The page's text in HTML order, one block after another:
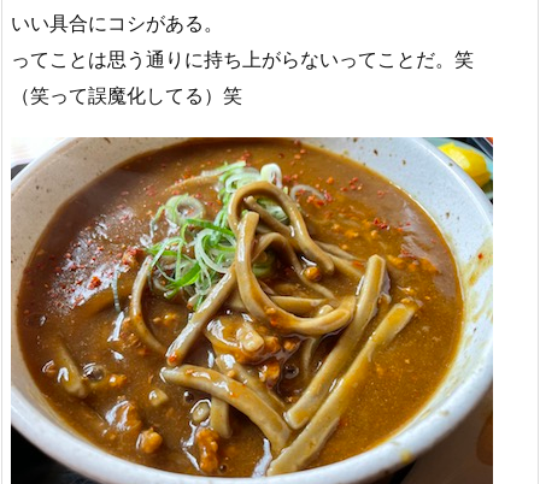
いい具合にコシがある。
ってことは思う通りに持ち上がらないってことだ。笑
（笑って誤魔化してる）笑